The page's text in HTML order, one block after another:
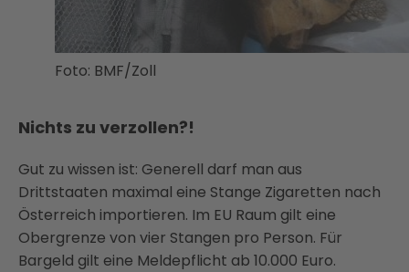
Foto: BMF/Zoll
Nichts zu verzollen?!
Gut zu wissen ist: Generell darf man aus
Drittstaaten maximal eine Stange Zigaretten nach
Österreich importieren. Im EU Raum gilt eine
Obergrenze von vier Stangen pro Person. Für
Bargeld gilt eine Meldepflicht ab 10.000 Euro.